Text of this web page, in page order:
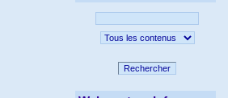
Rechercher